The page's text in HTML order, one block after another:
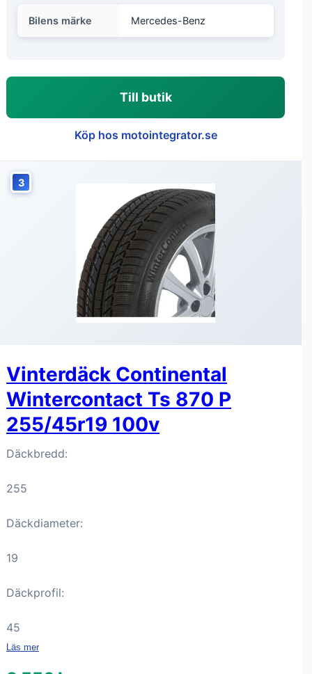
Bilens märke Mercedes-Benz
Till butik
Köp hos motointegrator.se
3
Vinterdäck Continental
Wintercontact Ts 870 P
255/45r19 100v
Däckbredd:
255
Däckdiameter:
19
Däckprofil:
45
Läs mer